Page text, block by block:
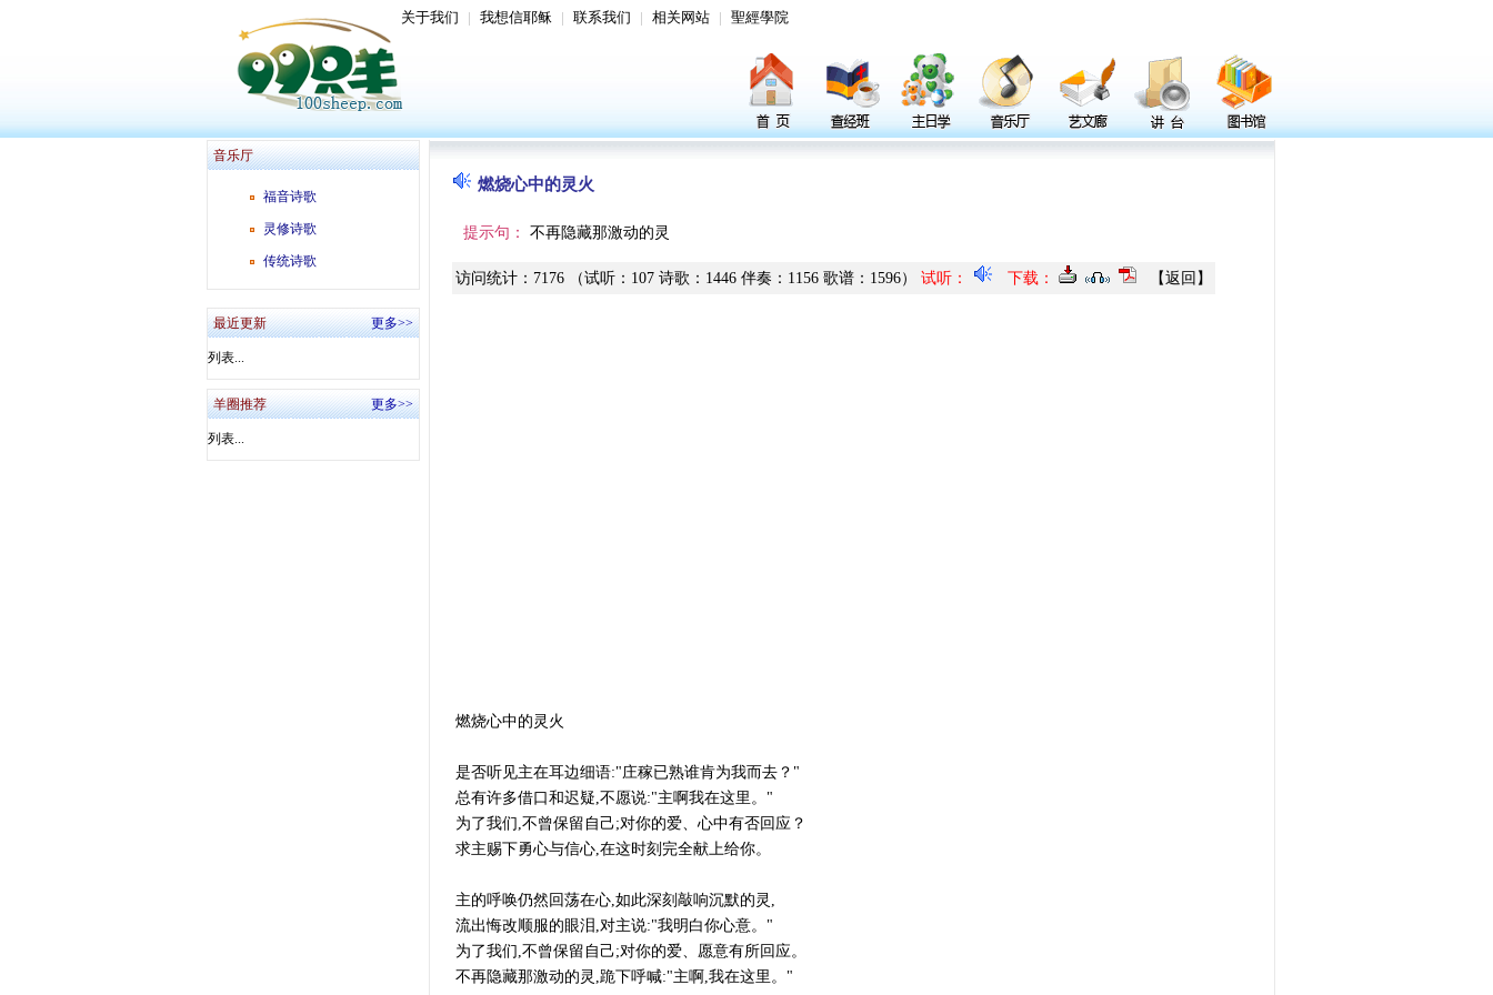
关于我们 | 我想信耶稣 | 联系我们 | 相关网站 | 聖經學院
音乐厅
福音诗歌
灵修诗歌
传统诗歌
最近更新 更多>>
列表...
羊圈推荐 更多>>
列表...
燃烧心中的灵火
提示句： 不再隐藏那激动的灵
访问统计： 7176 （试听： 107 诗歌 ： 1446 伴奏 ： 1156 歌谱： 1596） 试听： 下载： 【返回 】
燃烧心中的灵火
是否听见主在耳边细语:"庄稼已熟谁肯为我而去？"
总有许多借口和迟疑,不愿说:"主啊我在这里。"
为了我们,不曾保留自己;对你的爱、心中有否回应？
求主赐下勇心与信心,在这时刻完全献上给你。
主的呼唤仍然回荡在心,如此深刻敲响沉默的灵,
流出悔改顺服的眼泪,对主说:"我明白你心意。"
为了我们,不曾保留自己;对你的爱、愿意有所回应。
不再隐藏那激动的灵,跪下呼喊:"主啊,我在这里。"